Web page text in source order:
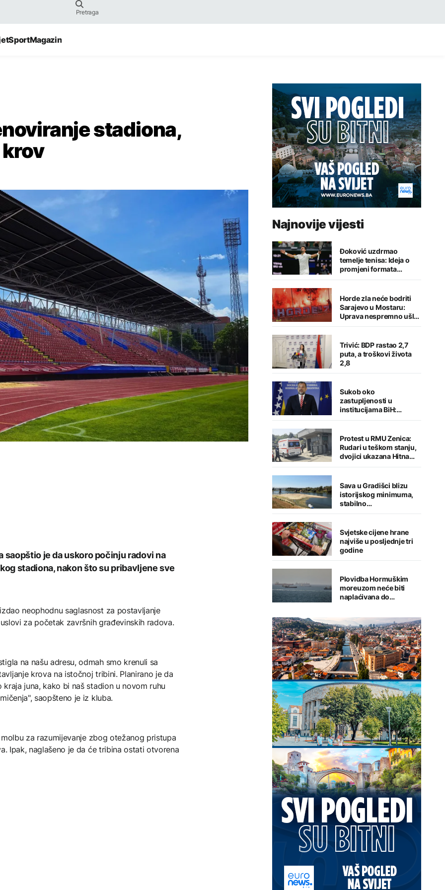
SportMagazin
stadiona,
saopštio je da uskoro počinju radovi na
stadiona, nakon što su pribavljene sve
neophodnu saglasnost za postavljanje
za početak završnih građevinskih radova.
na našu adresu, odmah smo krenuli sa
krova na istočnoj tribini. Planirano je da
juna, kako bi naš stadion u novom ruhu
saopšteno je iz kluba.
za razumijevanje zbog otežanog pristupa
Ipak, naglašeno je da će tribina ostati otvorena
Najnovije vijesti
Đoković uzdrmao
temelje tenisa: Ideja o
promjeni formata
izazvala buru reakcija
Horde zla neće bodriti
Sarajevo u Mostaru:
Uprava nespremno ušla
u sezonu
Trivić: BDP rastao 2,7
puta, a troškovi života
2,8
Sukob oko
zastupljenosti u
institucijama BiH:
Konaković otvorio
odgovore
Protest u RMU Zenica:
Rudari u teškom stanju,
dvojici ukazana Hitna
medicinska pomoć
Sava u Gradišci blizu
istorijskog minimuma,
stabilno
vodosnabdijevanje
Svjetske cijene hrane
najviše u posljednje tri
godine
Plovidba Hormuškim
moreuzom neće biti
naplaćivana do